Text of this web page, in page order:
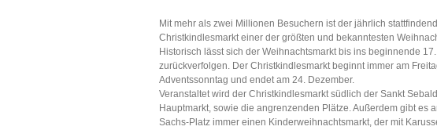
Mit mehr als zwei Millionen Besuchern ist der jährlich
Christkindlesmarkt einer der größten und bekanntesten
Historisch lässt sich der Weihnachtsmarkt bis ins beginnende
zurückverfolgen. Der Christkindlesmarkt beginnt immer am
Adventssonntag und endet am 24. Dezember.
Veranstaltet wird der Christkindlesmarkt südlich der Sankt
Hauptmarkt, sowie die angrenzenden Plätze. Außerdem gibt es
Sachs-Platz immer einen Kinderweihnachtsmarkt, der mit